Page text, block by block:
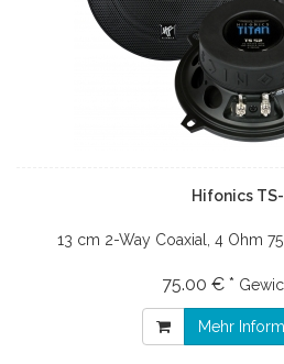
Hifonics
13 cm 2-Way Coaxial, 4 Ohm
75.00 € *
Mehr